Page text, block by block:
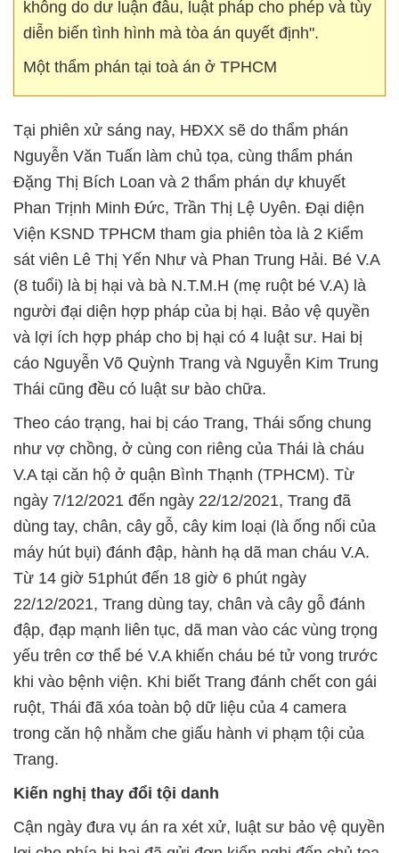
không do dư luận đâu, luật pháp cho phép và tùy
diễn biến tình hình mà tòa án quyết định".
Một thẩm phán tại toà án ở TPHCM
Tại phiên xử sáng nay, HĐXX sẽ do thẩm phán
Nguyễn Văn Tuấn làm chủ tọa, cùng thẩm phán
Đặng Thị Bích Loan và 2 thẩm phán dự khuyết
Phan Trịnh Minh Đức, Trần Thị Lệ Uyên. Đại diện
Viện KSND TPHCM tham gia phiên tòa là 2 Kiểm
sát viên Lê Thị Yến Như và Phan Trung Hải. Bé V.A
(8 tuổi) là bị hại và bà N.T.M.H (mẹ ruột bé V.A) là
người đại diện hợp pháp của bị hại. Bảo vệ quyền
và lợi ích hợp pháp cho bị hại có 4 luật sư. Hai bị
cáo Nguyễn Võ Quỳnh Trang và Nguyễn Kim Trung
Thái cũng đều có luật sư bào chữa.
Theo cáo trạng, hai bị cáo Trang, Thái sống chung
như vợ chồng, ở cùng con riêng của Thái là cháu
V.A tại căn hộ ở quận Bình Thạnh (TPHCM). Từ
ngày 7/12/2021 đến ngày 22/12/2021, Trang đã
dùng tay, chân, cây gỗ, cây kim loại (là ống nối của
máy hút bụi) đánh đập, hành hạ dã man cháu V.A.
Từ 14 giờ 51phút đến 18 giờ 6 phút ngày
22/12/2021, Trang dùng tay, chân và cây gỗ đánh
đập, đạp mạnh liên tục, dã man vào các vùng trọng
yếu trên cơ thể bé V.A khiến cháu bé tử vong trước
khi vào bệnh viện. Khi biết Trang đánh chết con gái
ruột, Thái đã xóa toàn bộ dữ liệu của 4 camera
trong căn hộ nhằm che giấu hành vi phạm tội của
Trang.
Kiến nghị thay đổi tội danh
Cận ngày đưa vụ án ra xét xử, luật sư bảo vệ quyền